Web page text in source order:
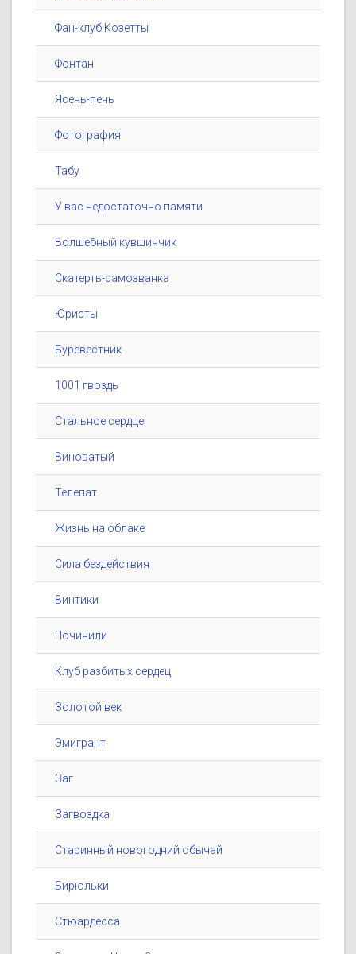
Фан-клуб Козетты
Фонтан
Ясень-пень
Фотография
Табу
У вас недостаточно памяти
Волшебный кувшинчик
Скатерть-самозванка
Юристы
Буревестник
1001 гвоздь
Стальное сердце
Виноватый
Телепат
Жизнь на облаке
Сила бездействия
Винтики
Починили
Клуб разбитых сердец
Золотой век
Эмигрант
Заг
Загвоздка
Старинный новогодний обычай
Бирюльки
Стюардесса